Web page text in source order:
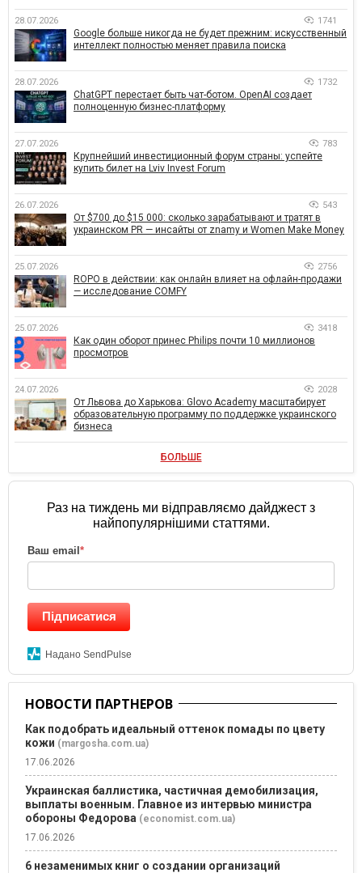
28.07.2026 1741
Google больше никогда не будет прежним: искусственный
интеллект полностью меняет правила поиска
28.07.2026 1732
ChatGPT перестает быть чат-ботом. OpenAI создает
полноценную бизнес-платформу
27.07.2026 783
Крупнейший инвестиционный форум страны: успейте
купить билет на Lviv Invest Forum
26.07.2026 543
От $700 до $15 000: сколько зарабатывают и тратят в
украинском PR — инсайты от znamy и Women Make Money
25.07.2026 2756
ROPO в действии: как онлайн влияет на офлайн-продажи
— исследование COMFY
25.07.2026 3418
Как один оборот принес Philips почти 10 миллионов
просмотров
24.07.2026 2028
От Львова до Харькова: Glovo Academy масштабирует
образовательную программу по поддержке украинского
бизнеса
БОЛЬШЕ
Раз на тиждень ми відправляємо дайджест з
найпопулярнішими статтями.
Ваш email*
Підписатися
Надано SendPulse
НОВОСТИ ПАРТНЕРОВ
Как подобрать идеальный оттенок помады по цвету
кожи (margosha.com.ua)
17.06.2026
Украинская баллистика, частичная демобилизация,
выплаты военным. Главное из интервью министра
обороны Федорова (economist.com.ua)
17.06.2026
6 незаменимых книг о создании организаций